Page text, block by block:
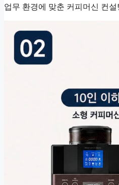
업무 환경에 맞춘 커피머신 컨설